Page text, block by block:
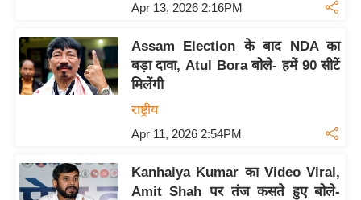
Apr 13, 2026 2:16PM
Assam Election के बाद NDA का
बड़ा दावा, Atul Bora बोले- हमें 90 सीटें
मिलेंगी
राष्ट्रीय
Apr 11, 2026 2:54PM
Kanhaiya Kumar का Video Viral,
Amit Shah पर तंज कसते हुए बोले-